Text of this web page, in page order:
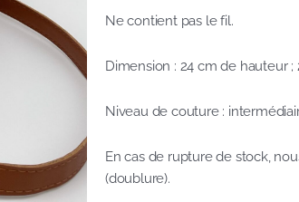
Ne contient pas le fil.
Dimension : 24 cm de hauteur
Niveau de couture :
En cas de rupture de stock,
(doublure).